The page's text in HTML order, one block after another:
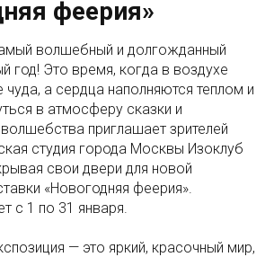
феерия»
волшебный и долгожданный
год! Это время, когда в воздухе
чуда, а сердца наполняются теплом и
в атмосферу сказки и
приглашает зрителей
студия города Москвы Изоклуб
свои двери для новой
«Новогодняя феерия».
с 1 по 31 января.
— это яркий, красочный мир,